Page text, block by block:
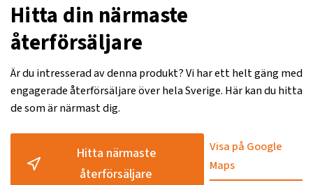
Hitta din närmaste
återförsäljare
Är du intresserad av denna produkt? Vi har ett helt gäng med
engagerade återförsäljare över hela Sverige. Här kan du hitta
de som är närmast dig.
Hitta närmaste
återförsäljare
Visa på Google
Maps